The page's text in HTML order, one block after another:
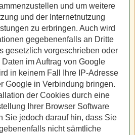
und um weitere
und der Internetnutzung
zu erbringen. Auch wird
gegebenenfalls an Dritte
gesetzlich vorgeschrieben oder
im Auftrag von Google
in keinem Fall Ihre IP-Adresse
Google in Verbindung bringen.
der Cookies durch eine
Ihrer Browser Software
Sie jedoch darauf hin, dass Sie
nicht sämtliche